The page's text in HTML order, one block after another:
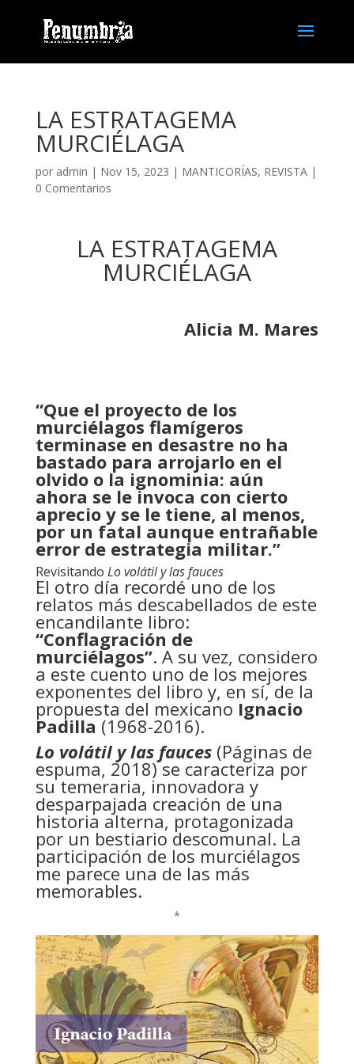
LA ESTRATAGEMA
MURCIÉLAGA
por admin | Nov 15, 2023 | MANTICORÍAS, REVISTA|
0 Comentarios
LA ESTRATAGEMA
MURCIÉLAGA
Alicia M. Mares
“Que el proyecto de los
murciélagos flamígeros
terminase en desastre no ha
bastado para arrojarlo en el
olvido o la ignominia: aún
ahora se le invoca con cierto
aprecio y se le tiene, al menos,
por un fatal aunque entrañable
error de estrategia militar.”
Revisitando Lo volátil y las fauces
El otro día recordé uno de los
relatos más descabellados de este
encandilante libro:
“Conflagración de
murciélagos”. A su vez, considero
a este cuento uno de los mejores
exponentes del libro y, en sí, de la
propuesta del mexicano Ignacio
Padilla (1968-2016).
Lo volátil y las fauces(Páginas de
espuma, 2018) se caracteriza por
su temeraria, innovadora y
desparpajada creación de una
historia alterna, protagonizada
por un bestiario descomunal. La
participación de los murciélagos
me parece una de las más
memorables.
*